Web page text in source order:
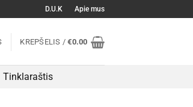
D.U.K Apie mus
KREPŠELIS /€0.00
Tinklaraštis